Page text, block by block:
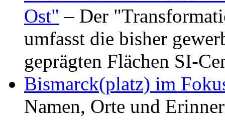
Ost" – Der
umfasst die bisher
geprägten Flächen SI-
Bismarck(platz) im
Namen, Orte und